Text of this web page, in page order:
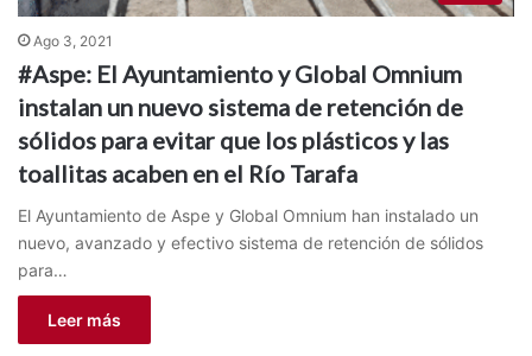
Ago 3, 2021
#Aspe: El Ayuntamiento y Global Omnium
instalan un nuevo sistema de retención de
sólidos para evitar que los plásticos y las
toallitas acaben en el Río Tarafa
El Ayuntamiento de Aspe y Global Omnium han instalado un
nuevo, avanzado y efectivo sistema de retención de sólidos
para…
Leer más